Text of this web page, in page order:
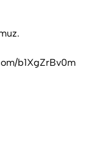
b1XgZrBv0m